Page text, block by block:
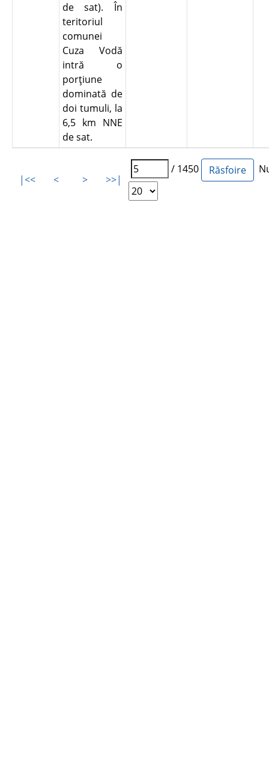
de sat). În
teritoriul
comunei
Cuza Vodă
intră o
porţiune
dominată de
doi tumuli, la
6,5 km NNE
de sat.
|<< < > >>|
/ 1450